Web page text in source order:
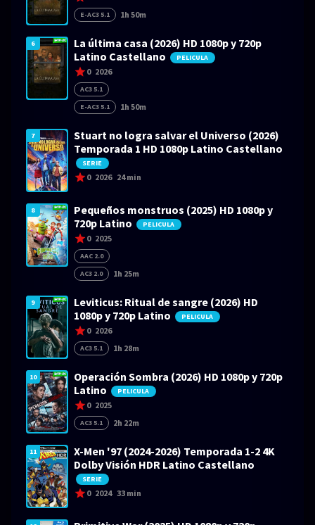
E-AC3 5.1 1h 50m
6
La última casa (2026) HD 1080p y 720p
Latino Castellano
PELICULA
0 2026
AC3 5.1
E-AC3 5.1
1h 50m
7
Stuart no logra salvar el Universo (2026)
Temporada 1 HD 1080p Latino Castellano
SERIE
0 2026 24 min
8
Pequeños monstruos (2025) HD 1080p y
720p Latino
PELICULA
0 2025
AAC 2.0
AC3 2.0
1h 25m
9
Leviticus: Ritual de sangre (2026) HD
1080p y 720p Latino
PELICULA
0 2026
AC3 5.1 1h 28m
10
Operación Sombra (2026) HD 1080p y 720p
Latino
PELICULA
0 2025
AC3 5.1 2h 22m
11
X-Men '97 (2024-2026) Temporada 1-2 4K
Dolby Visión HDR Latino Castellano
SERIE
0 2024 33 min